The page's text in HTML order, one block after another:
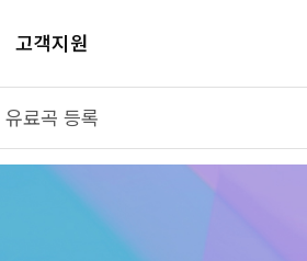
유료곡 등록
고객지원